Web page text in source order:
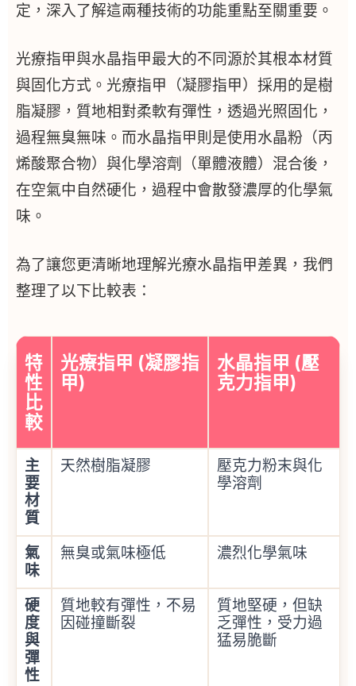
定，深入了解這兩種技術的功能重點至關重要。
光療指甲與水晶指甲最大的不同源於其根本材質
與固化方式。光療指甲（凝膠指甲）採用的是樹
脂凝膠，質地相對柔軟有彈性，透過光照固化，
過程無臭無味。而水晶指甲則是使用水晶粉（丙
烯酸聚合物）與化學溶劑（單體液體）混合後，
在空氣中自然硬化，過程中會散發濃厚的化學氣
味。
為了讓您更清晰地理解光療水晶指甲差異，我們
整理了以下比較表：
特
性
比
較
光療指甲 (凝膠指
甲)
水晶指甲 (壓
克力指甲)
主
要
材
質
天然樹脂凝膠
壓克力粉末與化
學溶劑
氣
味
無臭或氣味極低 濃烈化學氣味
硬
度
與
彈
性
質地較有彈性，不易
因碰撞斷裂
質地堅硬，但缺
乏彈性，受力過
猛易脆斷